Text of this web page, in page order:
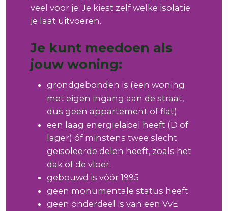
veel voor je. Je kiest zelf welke isolatie
je laat uitvoeren.
Je kunt meedoen als
jouw woning:
grondgebonden is (een woning
met eigen ingang aan de straat,
dus geen appartement of flat)
een laag energielabel heeft (D of
lager) óf minstens twee slecht
geïsoleerde delen heeft, zoals het
dak of de vloer.
gebouwd is vóór 1995
geen monumentale status heeft
geen onderdeel is van een VvE